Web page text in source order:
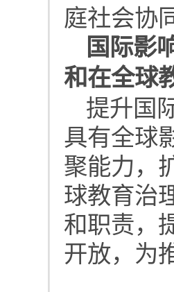
庭社会协
国际影
和在全
提升国
具有全球
聚能力，
球教育治
和职责，
开放，为